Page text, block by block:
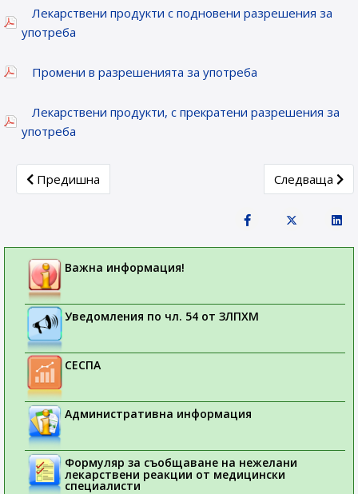
Лекарствени продукти с подновени разрешения за
употреба
Промени в разрешенията за употреба
Лекарствени продукти, с прекратени разрешения за
употреба
Previous article: Новорегистрирани лекарствени
Предишна Next article:
Следваща
Важна информация!
Уведомления по чл. 54 от ЗЛПХМ
СЕСПА
Административна информация
Формуляр за съобщаване на нежелани
лекарствени реакции от медицински
специалисти